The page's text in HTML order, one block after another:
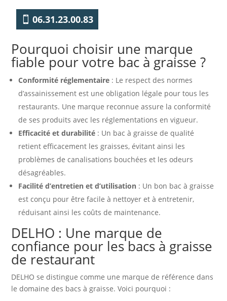
06.31.23.00.83
Pourquoi choisir une marque
fiable pour votre bac à graisse ?
Conformité réglementaire : Le respect des normes
d’assainissement est une obligation légale pour tous les
restaurants. Une marque reconnue assure la conformité
de ses produits avec les réglementations en vigueur.
Efficacité et durabilité : Un bac à graisse de qualité
retient efficacement les graisses, évitant ainsi les
problèmes de canalisations bouchées et les odeurs
désagréables.
Facilité d’entretien et d’utilisation : Un bon bac à graisse
est conçu pour être facile à nettoyer et à entretenir,
réduisant ainsi les coûts de maintenance.
DELHO : Une marque de
confiance pour les bacs à graisse
de restaurant
DELHO se distingue comme une marque de référence dans
le domaine des bacs à graisse. Voici pourquoi :